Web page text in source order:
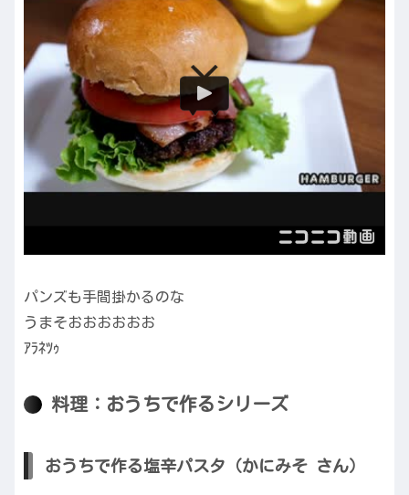
パンズも手間掛かるのな
うまそおおおおおお
ｱﾗﾈﾂｩ
料理：おうちで作るシリーズ
おうちで作る塩辛パスタ（かにみそ さん）